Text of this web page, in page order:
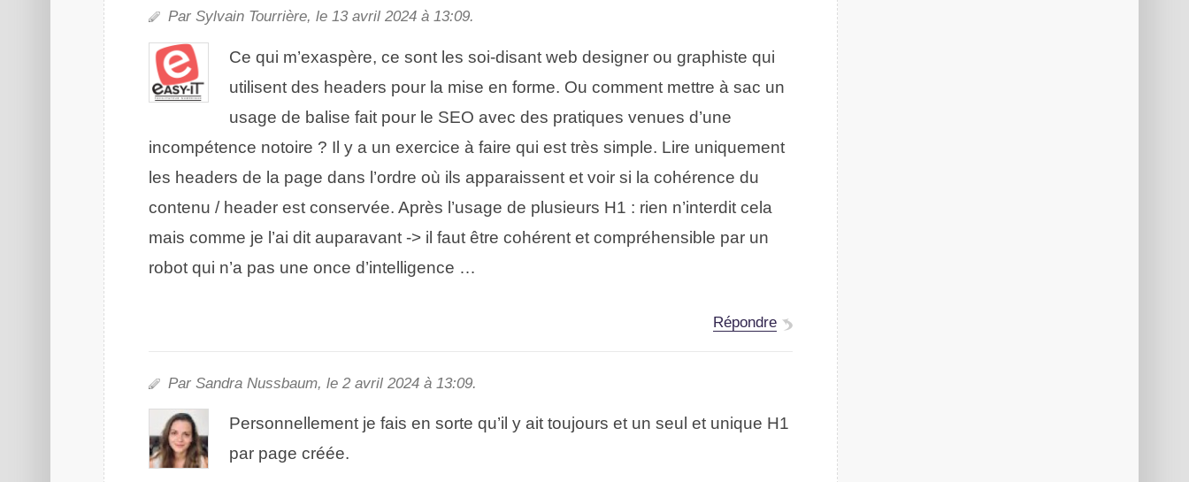
Par Sylvain Tourrière, le 13 avril 2024 à 13:09.
Ce qui m’exaspère, ce sont les soi-disant web designer ou graphiste qui
utilisent des headers pour la mise en forme. Ou comment mettre à sac un
usage de balise fait pour le SEO avec des pratiques venues d’une
incompétence notoire ? Il y a un exercice à faire qui est très simple. Lire uniquement
les headers de la page dans l’ordre où ils apparaissent et voir si la cohérence du
contenu / header est conservée. Après l’usage de plusieurs H1 : rien n’interdit cela
mais comme je l’ai dit auparavant -> il faut être cohérent et compréhensible par un
robot qui n’a pas une once d’intelligence …
Répondre
Par Sandra Nussbaum, le 2 avril 2024 à 13:09.
Personnellement je fais en sorte qu’il y ait toujours et un seul et unique H1
par page créée.